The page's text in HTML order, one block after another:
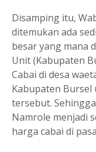
Disamping itu,
ditemukan ada
besar yang mana
Unit (Kabupaten
Cabai di desa
Kabupaten Bursel
tersebut.
Namrole menjadi
harga cabai di